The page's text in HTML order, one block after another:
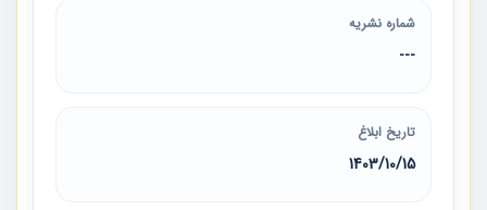
شماره نشریه
---
تاریخ ابلاغ
1403/10/15